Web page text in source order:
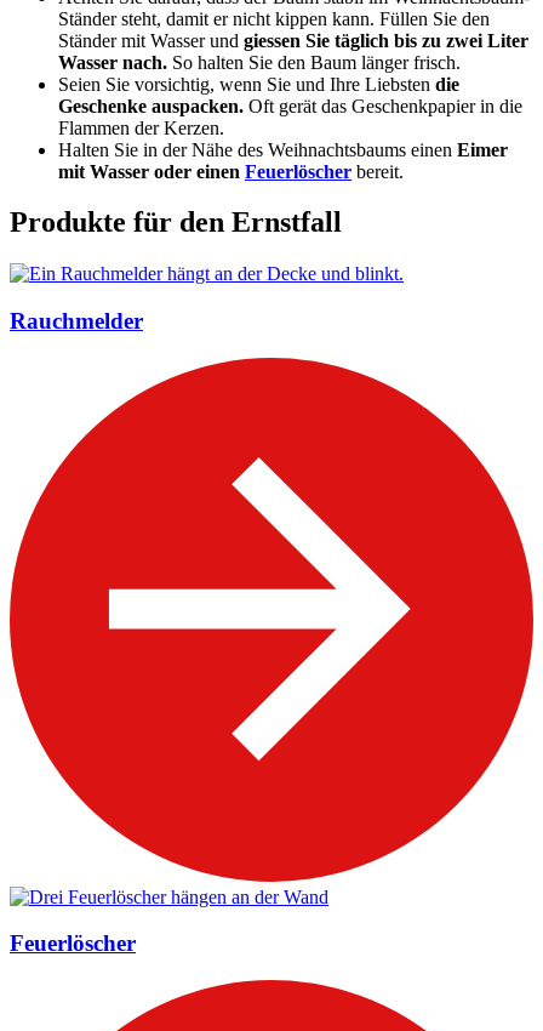
Ständer steht, damit er nicht kippen kann. Füllen Sie den
Ständer mit Wasser und giessen Sie täglich bis zu zwei Liter
Wasser nach. So halten Sie den Baum länger frisch.
Seien Sie vorsichtig, wenn Sie und Ihre Liebsten die
Geschenke auspacken. Oft gerät das Geschenkpapier in die
Flammen der Kerzen.
Halten Sie in der Nähe des Weihnachtsbaums einen Eimer
mit Wasser oder einen Feuerlöscher bereit.
Produkte für den Ernstfall
Rauchmelder
Feuerlöscher